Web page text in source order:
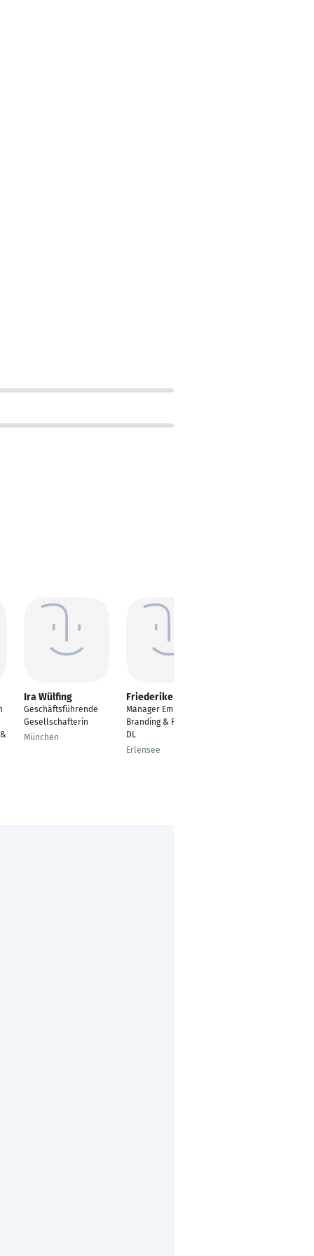
Ira Wülfing
Geschäftsführende
Gesellschafterin
München
Friederike Baer
Manager Employer
Branding & Recruiting
DL
Erlensee